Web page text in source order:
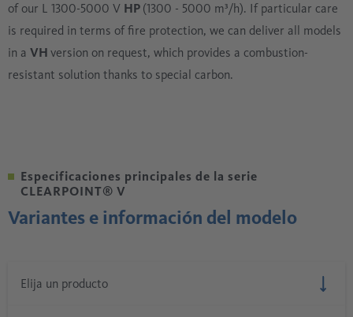
of our L 1300-5000 V HP (1300 - 5000 m³/h). If particular care
is required in terms of fire protection, we can deliver all models
in a VH version on request, which provides a combustion-
resistant solution thanks to special carbon.
Especificaciones principales de la serie
CLEARPOINT® V
Variantes e información del modelo